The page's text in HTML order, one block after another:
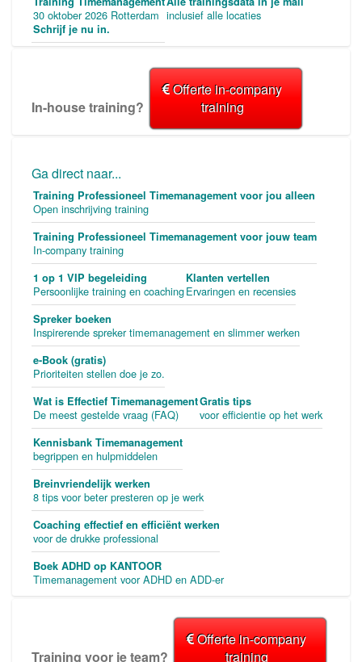
30 oktober 2026 Rotterdam
Schrijf je nu in.
inclusief alle locaties
In-house training?
Offerte in-company
training
Ga direct naar...
Training Professioneel Timemanagement voor jou alleen
Open inschrijving training
Training Professioneel Timemanagement voor jouw team
In-company training
1 op 1 VIP begeleiding
Persoonlijke training en coaching
Klanten vertellen
Ervaringen en recensies
Spreker boeken
Inspirerende spreker timemanagement en slimmer werken
e-Book (gratis)
Prioriteiten stellen doe je zo.
Wat is Effectief Timemanagement
De meest gestelde vraag (FAQ)
Gratis tips
voor efficientie op het werk
Kennisbank Timemanagement
begrippen en hulpmiddelen
Breinvriendelijk werken
8 tips voor beter presteren op je werk
Coaching effectief en efficiënt werken
voor de drukke professional
Boek ADHD op KANTOOR
Timemanagement voor ADHD en ADD-er
Training voor je team?
Offerte in-company
training